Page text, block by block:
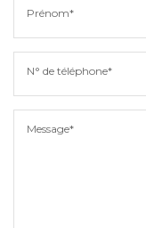
Prénom*
N° de téléphone*
Message*